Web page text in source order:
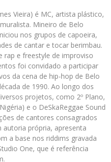
Vieira) é MC, artista plástico,
Mineiro de Belo
nos grupos de capoeira,
de cantar e tocar berimbau.
rap e freestyle de improviso
foi convidado a participar
da cena de hip-hop de Belo
de 1990. Ao longo dos
projetos, como 2º Plano,
e o DeSkaReggae Sound
de cantores consagrados
própria, apresenta
a base nos riddims gravada
One, que é referência